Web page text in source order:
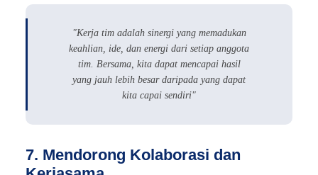
"Kerja tim adalah sinergi yang memadukan
keahlian, ide, dan energi dari setiap anggota
tim. Bersama, kita dapat mencapai hasil
yang jauh lebih besar daripada yang dapat
kita capai sendiri"
7. Mendorong Kolaborasi dan